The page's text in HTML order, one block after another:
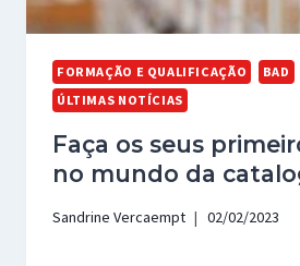
FORMAÇÃO E QUALIFICAÇÃO
BAD
ÚLTIMAS NOTÍCIAS
Faça os seus
no mundo da
Sandrine Vercaempt 02/02/2023